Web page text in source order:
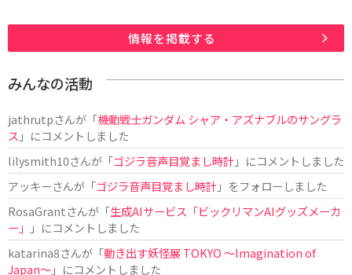
情報を掲載する
みんなの活動
jathrutpさんが「機動戦士ガンダム シャア・アズナブルのサングラ
ス 」にコメントしました
lilysmith10さんが「ゴジラ音声目覚まし時計」にコメントしました
アッキーさんが「ゴジラ音声目覚まし時計」をフォローしました
RosaGrantさんが「生成AIサービス「ビックリマンAIグッズメーカ
ー」
」にコメントしました
katarina8さんが「動き出す妖怪展 TOKYO 〜Imagination of
Japan〜」にコメントしました